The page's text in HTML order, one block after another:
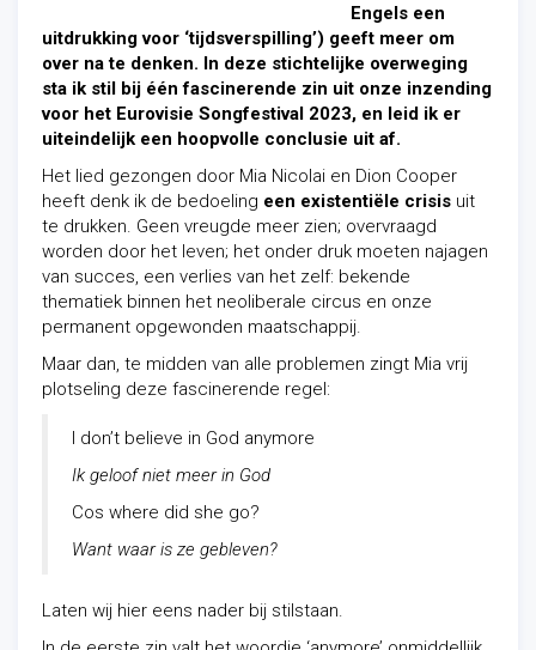
Engels een
uitdrukking voor ‘tijdsverspilling’) geeft meer om
over na te denken. In deze stichtelijke overweging
sta ik stil bij één fascinerende zin uit onze inzending
voor het Eurovisie Songfestival 2023, en leid ik er
uiteindelijk een hoopvolle conclusie uit af.
Het lied gezongen door Mia Nicolai en Dion Cooper
heeft denk ik de bedoeling een existentiële crisis uit
te drukken. Geen vreugde meer zien; overvraagd
worden door het leven; het onder druk moeten najagen
van succes, een verlies van het zelf: bekende
thematiek binnen het neoliberale circus en onze
permanent opgewonden maatschappij.
Maar dan, te midden van alle problemen zingt Mia vrij
plotseling deze fascinerende regel:
I don’t believe in God anymore
Ik geloof niet meer in God
Cos where did she go?
Want waar is ze gebleven?
Laten wij hier eens nader bij stilstaan.